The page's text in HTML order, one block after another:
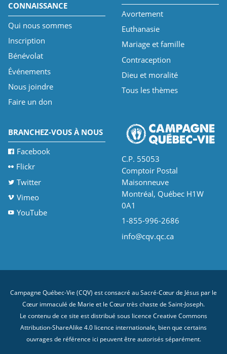
CONNAISSANCE
Qui nous sommes
Inscription
Bénévolat
Événements
Nous joindre
Faire un don
Avortement
Euthanasie
Mariage et famille
Contraception
Dieu et moralité
Tous les thèmes
BRANCHEZ-VOUS À NOUS
Facebook
Flickr
Twitter
Vimeo
YouTube
C.P. 55053
Comptoir Postal
Maisonneuve
Montréal, Québec H1W
0A1
1-855-996-2686
info@cqv.qc.ca
Campagne Québec-Vie (CQV) est consacré au Sacré-Cœur de Jésus par le
Cœur immaculé de Marie et le Cœur très chaste de Saint-Joseph.
Le contenu de ce site est distribué sous licence Creative Commons
Attribution-ShareAlike 4.0 licence internationale , bien que certains
ouvrages de référence ici peuvent être autorisés séparément.